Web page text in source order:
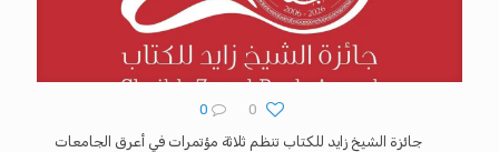
0
0
جائزة الشيخ زايد للكتاب تنظم ثلاثة مؤتمرات في أعرق الجامعات